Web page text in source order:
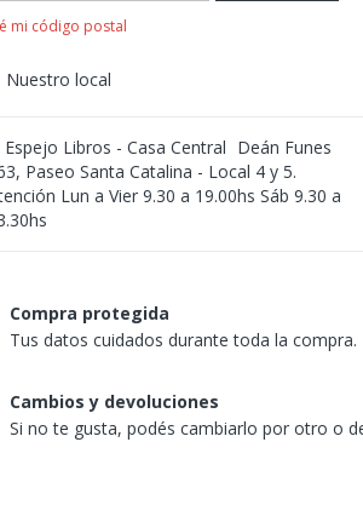
mi código postal
Nuestro local
Espejo Libros - Casa Central Deán Funes
Paseo Santa Catalina - Local 4 y 5.
Lun a Vier 9.30 a 19.00hs Sáb 9.30 a
Compra protegida
Tus datos cuidados durante toda la compra.
Cambios y devoluciones
Si no te gusta, podés cambiarlo por otro o